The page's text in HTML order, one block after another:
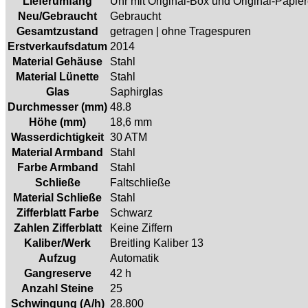
Neu/Gebraucht
Gebraucht
Gesamtzustand
getragen | ohne Tragespuren
Erstverkaufsdatum 2014
Material Gehäuse
Stahl
Material Lünette
Stahl
Glas
Saphirglas
Durchmesser (mm) 48.8
Höhe (mm)
18,6 mm
Wasserdichtigkeit 30 ATM
Material Armband
Stahl
Farbe Armband
Stahl
Schließe
Faltschließe
Material Schließe
Stahl
Zifferblatt Farbe
Schwarz
Zahlen Zifferblatt
Keine Ziffern
Kaliber/Werk
Breitling Kaliber 13
Aufzug
Automatik
Gangreserve
42 h
Anzahl Steine
25
Schwingung (A/h) 28.800